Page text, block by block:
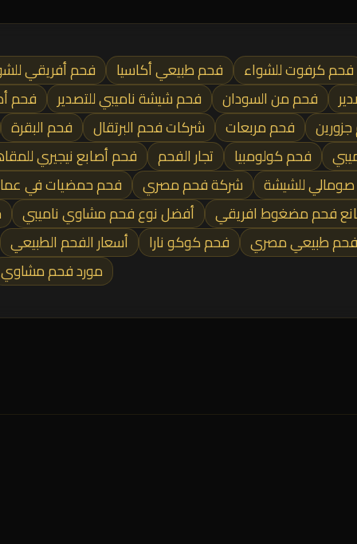
فحم كرفوت للشواء فحم طبيعي أكاسيا فحم أفريقي
فحم من السودان فحم شيشة ناميبي للتصدير فحم
فحم مربعات شركات فحم البرتقال فحم البقرة
فحم كولومبيا تجار الفحم فحم أصابع نيجيري
للشيشة شركة فحم مصري فحم حمضيات في
فحم مضغوط افريقي أفضل نوع فحم مشاوي ناميبي
فحم طبيعي مصري فحم كوكو نارا أسعار الفحم الطبيعي
مورد فحم مشاوي